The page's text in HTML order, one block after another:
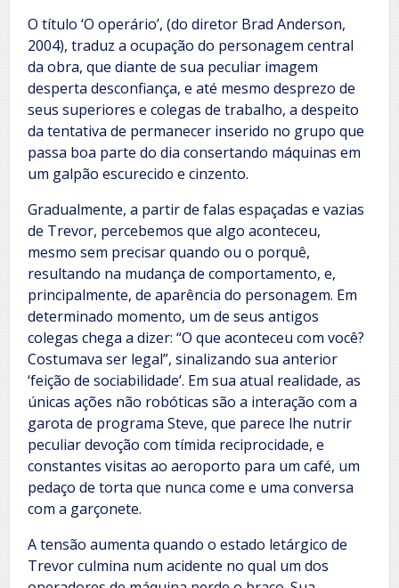
O título ‘O operário’, (do diretor Brad Anderson,
2004), traduz a ocupação do personagem central
da obra, que diante de sua peculiar imagem
desperta desconfiança, e até mesmo desprezo de
seus superiores e colegas de trabalho, a despeito
da tentativa de permanecer inserido no grupo que
passa boa parte do dia consertando máquinas em
um galpão escurecido e cinzento.
Gradualmente, a partir de falas espaçadas e vazias
de Trevor, percebemos que algo aconteceu,
mesmo sem precisar quando ou o porquê,
resultando na mudança de comportamento, e,
principalmente, de aparência do personagem. Em
determinado momento, um de seus antigos
colegas chega a dizer: “O que aconteceu com você?
Costumava ser legal”, sinalizando sua anterior
‘feição de sociabilidade’. Em sua atual realidade, as
únicas ações não robóticas são a interação com a
garota de programa Steve, que parece lhe nutrir
peculiar devoção com tímida reciprocidade, e
constantes visitas ao aeroporto para um café, um
pedaço de torta que nunca come e uma conversa
com a garçonete.
A tensão aumenta quando o estado letárgico de
Trevor culmina num acidente no qual um dos